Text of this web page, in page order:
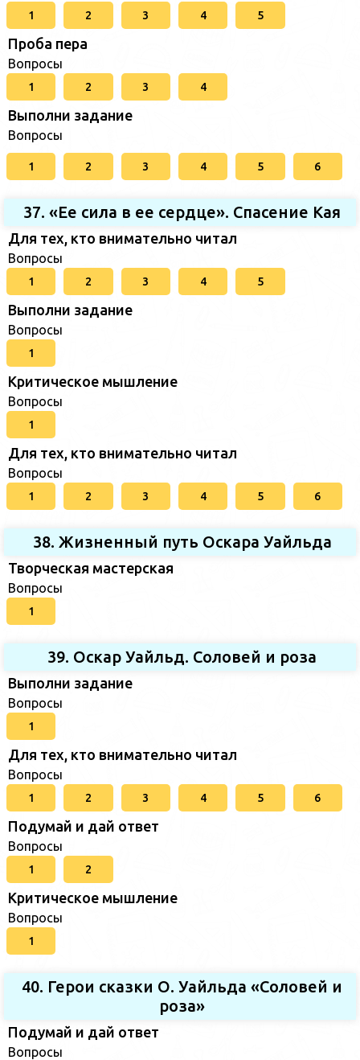
1 2 3 4 5
Проба пера
Вопросы
1 2 3 4
Выполни задание
Вопросы
1 2 3 4 5 6
37. «Ее сила в ее сердце». Спасение Кая
Для тех, кто внимательно читал
Вопросы
1 2 3 4 5
Выполни задание
Вопросы
1
Критическое мышление
Вопросы
1
Для тех, кто внимательно читал
Вопросы
1 2 3 4 5 6
38. Жизненный путь Оскара Уайльда
Творческая мастерская
Вопросы
1
39. Оскар Уайльд. Соловей и роза
Выполни задание
Вопросы
1
Для тех, кто внимательно читал
Вопросы
1 2 3 4 5 6
Подумай и дай ответ
Вопросы
1 2
Критическое мышление
Вопросы
1
40. Герои сказки О. Уайльда «Соловей и
роза»
Подумай и дай ответ
Вопросы